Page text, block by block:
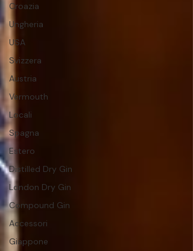
Croazia
Ungheria
USA
Svizzera
Austria
Vermouth
Locali
Spagna
Estero
Distilled Dry Gin
London Dry Gin
Compound Gin
Accessori
Giappone